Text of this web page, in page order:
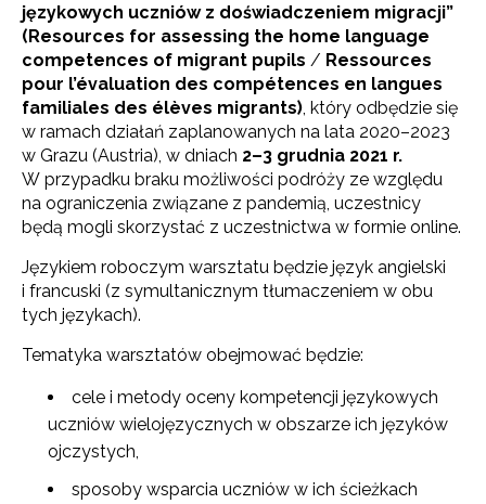
językowych uczniów z doświadczeniem migracji”
(Resources for assessing the home language
competences of migrant pupils / Ressources
pour l’évaluation des compétences en langues
familiales des élèves migrants), który odbędzie się
w ramach działań zaplanowanych na lata 2020–2023
w Grazu (Austria), w dniach 2–3 grudnia 2021 r.
W przypadku braku możliwości podróży ze względu
na ograniczenia związane z pandemią, uczestnicy
będą mogli skorzystać z uczestnictwa w formie online.
Językiem roboczym warsztatu będzie język angielski
i francuski (z symultanicznym tłumaczeniem w obu
tych językach).
Tematyka warsztatów obejmować będzie:
cele i metody oceny kompetencji językowych
uczniów wielojęzycznych w obszarze ich języków
ojczystych,
sposoby wsparcia uczniów w ich ścieżkach